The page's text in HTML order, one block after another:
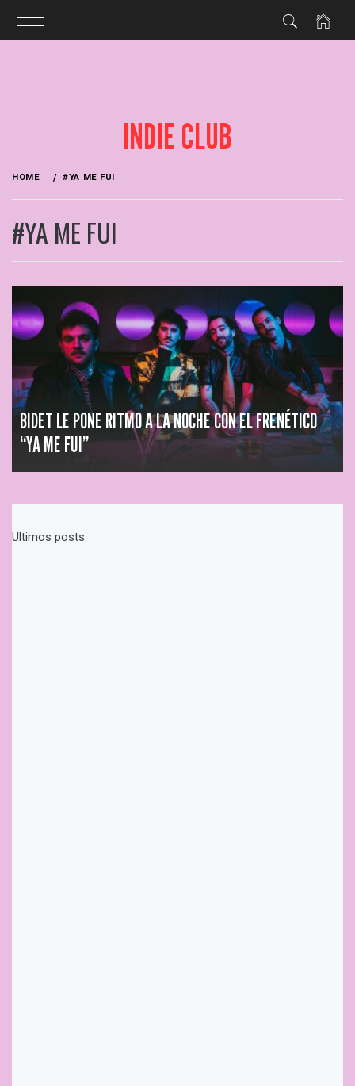
INDIE CLUB
HOME #YA ME FUI
#YA ME FUI
BIDET LE PONE RITMO A LA NOCHE CON EL FRENÉTICO
“YA ME FUI”
Ultimos posts